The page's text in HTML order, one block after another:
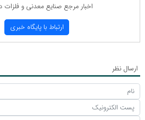
اخبار مرجع صنایع معدنی و فلزات
ارتباط با پایگاه خبری
ارسال نظر